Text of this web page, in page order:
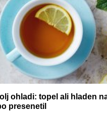
ohladi: topel ali hladen
presenetil